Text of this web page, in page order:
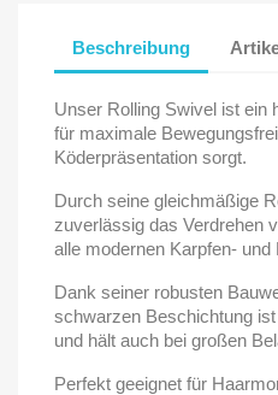
Beschreibung
Unser Rolling Swivel ist ein
für maximale
Köderpräsentation sorgt.
Durch seine gleichmäßige
zuverlässig das Verdrehen
alle modernen Karpfen-
Dank seiner robusten
schwarzen Beschichtung
und hält auch bei großen
Perfekt geeignet für